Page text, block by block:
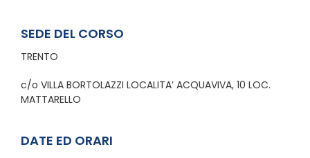
SEDE DEL CORSO
TRENTO
c/o VILLA BORTOLAZZI LOCALITA’ ACQUAVIVA, 10 LOC.
MATTARELLO
DATE ED ORARI